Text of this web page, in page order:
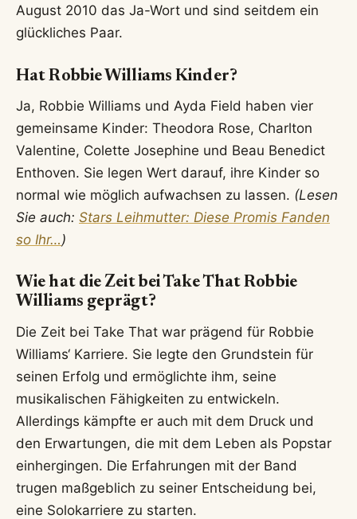
August 2010 das Ja-Wort und sind seitdem ein
glückliches Paar.
Hat Robbie Williams Kinder?
Ja, Robbie Williams und Ayda Field haben vier
gemeinsame Kinder: Theodora Rose, Charlton
Valentine, Colette Josephine und Beau Benedict
Enthoven. Sie legen Wert darauf, ihre Kinder so
normal wie möglich aufwachsen zu lassen. (Lesen
Sie auch: Stars Leihmutter: Diese Promis Fanden
so Ihr…)
Wie hat die Zeit bei Take That Robbie
Williams geprägt?
Die Zeit bei Take That war prägend für Robbie
Williams‘ Karriere. Sie legte den Grundstein für
seinen Erfolg und ermöglichte ihm, seine
musikalischen Fähigkeiten zu entwickeln.
Allerdings kämpfte er auch mit dem Druck und
den Erwartungen, die mit dem Leben als Popstar
einhergingen. Die Erfahrungen mit der Band
trugen maßgeblich zu seiner Entscheidung bei,
eine Solokarriere zu starten.